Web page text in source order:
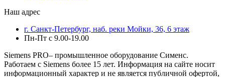
Наш адрес
г. Санкт-Петербург, наб. реки Мойки, 36, 6 этаж
Пн-Пт с 9.00-19.00
Siemens PRO– промышленное оборудование Сименс.
Работаем с Siemens более 15 лет. Информация на сайте носит
информационный характер и не является публичной офертой,